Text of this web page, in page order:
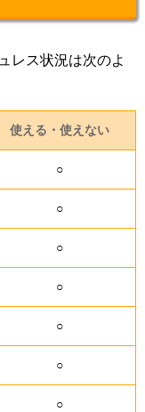
レス状況は次のよ
使える・使えない
○
○
○
○
○
○
○